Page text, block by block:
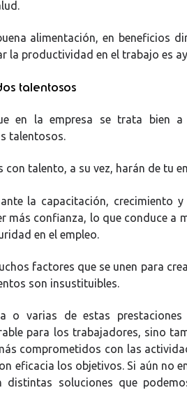
alimentación, en beneficios
la productividad en el trabajo es
talentosos
en la empresa se trata bien
talentosos.
con talento, a su vez, harán de tu
la capacitación, crecimiento
más confianza, lo que conduce a
en el empleo.
factores que se unen para
son insustituibles.
o varias de estas
para los trabajadores, sino
comprometidos con las
eficacia los objetivos. Si aún no
distintas soluciones que